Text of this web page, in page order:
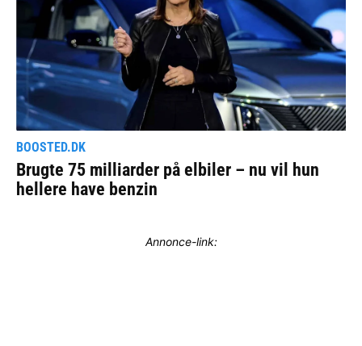
Annonce-link: